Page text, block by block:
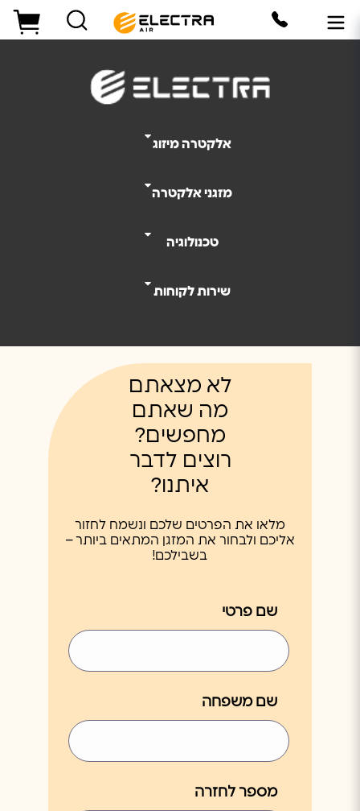
אלקטרה מיזוג
מזגני אלקטרה
טכנולוגיה
שירות לקוחות
לא מצאתם
מה שאתם
מחפשים?
רוצים לדבר
איתנו?
מלאו את הפרטים שלכם ונשמח לחזור
אליכם ולבחור את המזגן המתאים ביותר –
בשבילכם!
שם פרטי
שם משפחה
מספר לחזרה